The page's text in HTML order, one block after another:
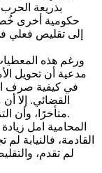
بذريعة
حكومية أخرى
إلى تقليص فعلي
ورغم هذه
مدعية أن تحويل
في كيفية صرف
القضائي. إلا
متأخرًا، وأن التزام الدولة بالقرار الحكومي لم يتحقّق في حينه.
المحامية امل
القادمة، فالنيابة
لم تقدم،